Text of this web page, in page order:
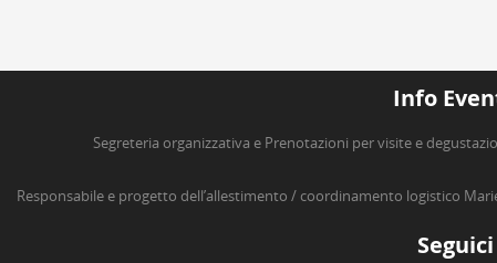
Info
Segreteria organizzativa e Prenotazioni per visite e
Responsabile e progetto dell’allestimento / coordinamento logistico
Seguici